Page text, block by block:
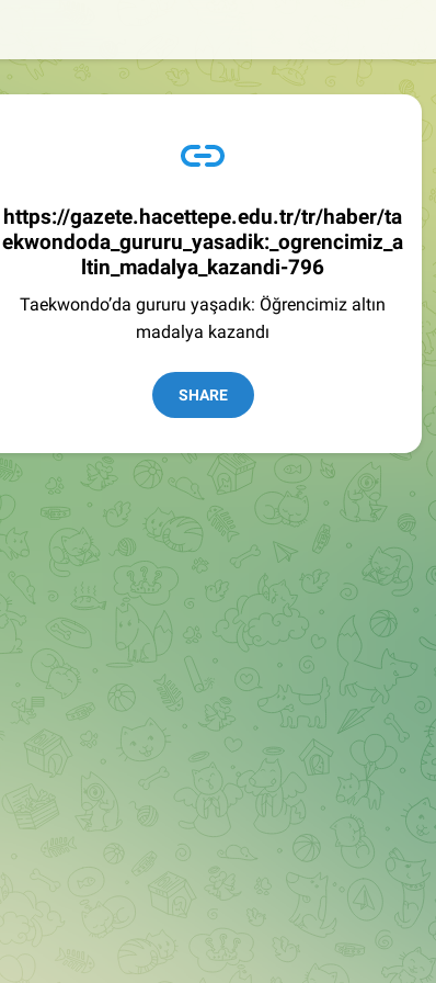
https://gazete.hacettepe.edu.tr/tr/haber/ta
ekwondoda_gururu_yasadik:_ogrencimiz_a
ltin_madalya_kazandi-796
Taekwondo’da gururu yaşadık: Öğrencimiz altın
madalya kazandı
SHARE